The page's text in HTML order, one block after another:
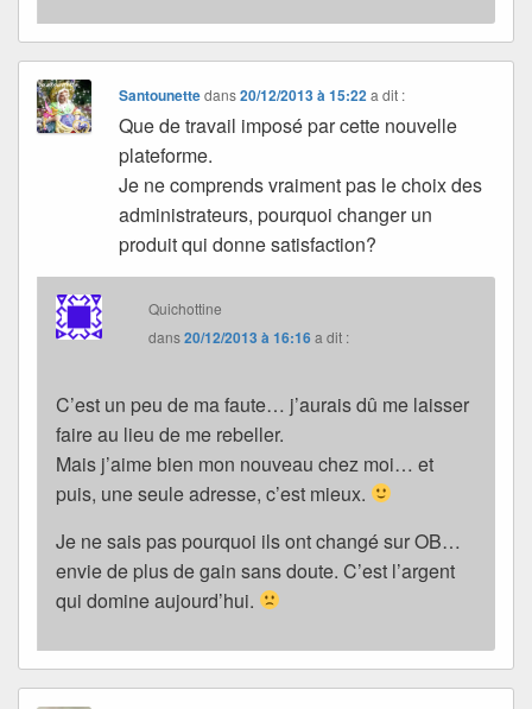
Santounettedans20/12/2013 à 15:22 a dit :
Que de travail imposé par cette nouvelle
plateforme.
Je ne comprends vraiment pas le choix des
administrateurs, pourquoi changer un
produit qui donne satisfaction?
Quichottine
dans20/12/2013 à 16:16a dit :
C’est un peu de ma faute… j’aurais dû me laisser
faire au lieu de me rebeller.
Mais j’aime bien mon nouveau chez moi… et
puis, une seule adresse, c’est mieux.
Je ne sais pas pourquoi ils ont changé sur OB…
envie de plus de gain sans doute. C’est l’argent
qui domine aujourd’hui.